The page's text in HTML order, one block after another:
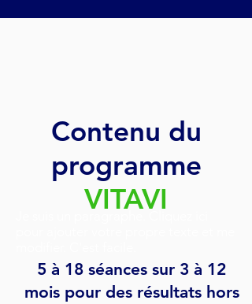
Contenu du
programme
VITAVI
5 à 18 séances sur 3 à 12
mois pour des résultats hors